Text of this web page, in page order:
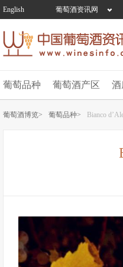
English 葡萄酒资讯网
葡萄品种 葡萄酒产区 酒
葡萄酒博览> 葡萄品种> Bianco